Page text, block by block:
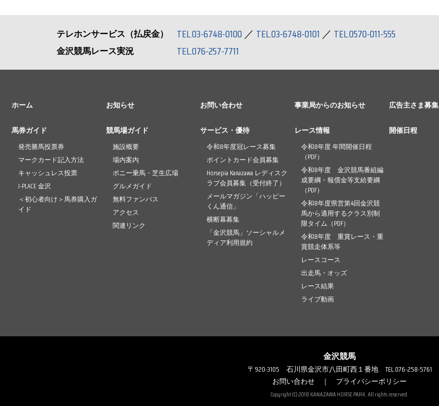
テレホンサービス（払戻金） TEL.03-6748-0100／ TEL.03-6748-0101／ TEL.0570-011-555
金沢競馬レース実況 TEL.076-257-7711
ホーム お知らせ お問い合わせ 事業局からのお知らせ 広告主さま募集
馬券ガイド
発売勝馬投票券
マークカード記入方法
キャッシュレス投票
J-PLACE 金沢
＜初心者向け＞馬券購入ガ
イド
競馬場ガイド
施設概要
場内案内
ポニー乗馬・芝生広場
グルメガイド
無料ファンバス
アクセス
関連リンク
サービス・優待
令和8年度冠レース募集
ポイントカード会員募集
Horsepia Kanazawa レディスク
ラブ会員募集（受付終了）
メールマガジン「ハッピー
くん通信」
横断幕募集
「金沢競馬」ソーシャルメ
ディア利用規約
レース情報
令和8年度 年間開催日程
（PDF）
令和8年度 金沢競馬番組編
成要綱・報償金等支給要綱
（PDF）
令和8年度県営第4回金沢競
馬から適用するクラス別制
限タイム（PDF）
令和8年度 重賞レース・重
賞競走体系等
レースコース
出走馬・オッズ
レース結果
ライブ動画
開催日程
金沢競馬
〒920-3105 石川県金沢市八田町西１番地
TEL.076-258-5761
お問い合わせ ｜ プライバシーポリシー
Copyright (C) 2018 KANAZAWA HORSE PARK. All rights reserved.